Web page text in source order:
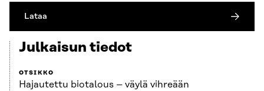
Lataa
Julkaisun tiedot
OTSIKKO
Hajautettu biotalous – väylä vihreään